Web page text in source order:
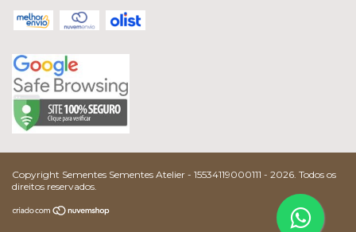
Copyright Sementes Sementes Atelier - 15534119000111 - 2026. Todos os
direitos reservados.